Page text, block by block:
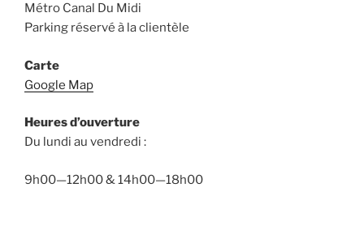
Métro Canal Du Midi
Parking réservé à la clientèle
Carte
Google Map
Heures d’ouverture
Du lundi au vendredi :
9h00—12h00 & 14h00—18h00